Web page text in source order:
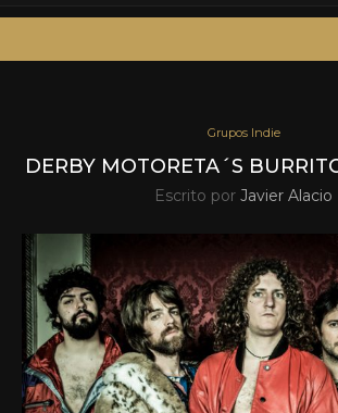
Grupos Indie
DERBY MOTORETA´S
Escrito por Javier Alacio